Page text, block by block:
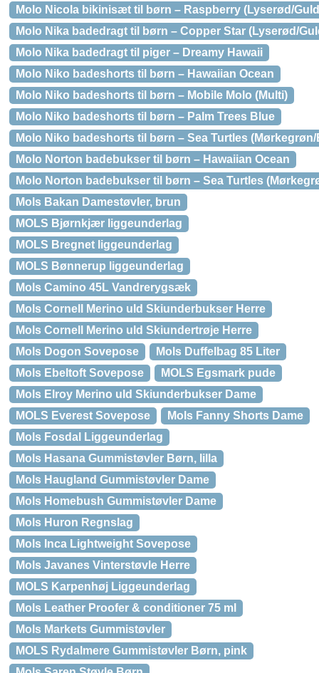
Molo Nicola bikinisæt til børn – Raspberry (Lyserød/
Molo Nika badedragt til børn – Copper Star (Lyserød/
Molo Nika badedragt til piger – Dreamy Hawaii
Molo Niko badeshorts til børn – Hawaiian Ocean
Molo Niko badeshorts til børn – Mobile Molo (Multi)
Molo Niko badeshorts til børn – Palm Trees Blue
Molo Niko badeshorts til børn – Sea Turtles
Molo Norton badebukser til børn – Hawaiian Ocean
Molo Norton badebukser til børn – Sea Turtles
Mols Bakan Damestøvler, brun
MOLS Bjørnkjær liggeunderlag
MOLS Bregnet liggeunderlag
MOLS Bønnerup liggeunderlag
Mols Camino 45L Vandrerygsæk
Mols Cornell Merino uld Skiunderbukser Herre
Mols Cornell Merino uld Skiundertrøje Herre
Mols Dogon Sovepose
Mols Duffelbag 85 Liter
Mols Ebeltoft Sovepose
MOLS Egsmark pude
Mols Elroy Merino uld Skiunderbukser Dame
MOLS Everest Sovepose
Mols Fanny Shorts Dame
Mols Fosdal Liggeunderlag
Mols Hasana Gummistøvler Børn, lilla
Mols Haugland Gummistøvler Dame
Mols Homebush Gummistøvler Dame
Mols Huron Regnslag
Mols Inca Lightweight Sovepose
Mols Javanes Vinterstøvle Herre
MOLS Karpenhøj Liggeunderlag
Mols Leather Proofer & conditioner 75 ml
Mols Markets Gummistøvler
MOLS Rydalmere Gummistøvler Børn, pink